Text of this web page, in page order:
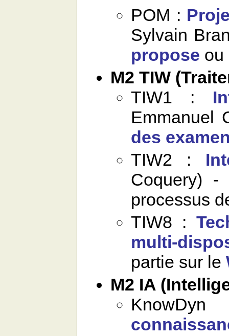
POM :
Sylvain
propose ou
M2 TIW
TIW1 :
Emmanuel
des
TIW2 :
Coquery)
processus
TIW8 :
multi-
partie sur le
M2 IA